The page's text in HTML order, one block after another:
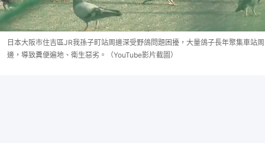
日本大阪市住吉區JR我孫子町站周邊深受野鴿問題困擾，大量鴿子長年聚集車站周
邊，導致糞便遍地、衛生惡劣。（YouTube影片截圖）